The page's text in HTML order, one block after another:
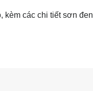
kèm các chi tiết sơn đen